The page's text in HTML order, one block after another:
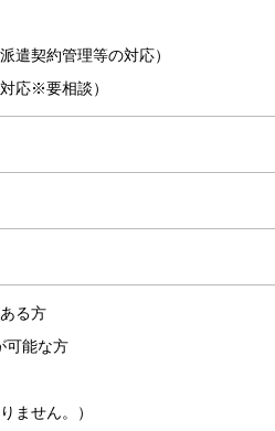
遣契約管理等の対応）
応※要相談）
る方
可能な方
ません。）